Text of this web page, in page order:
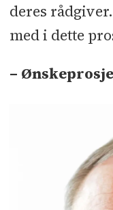
deres
med i dette
–